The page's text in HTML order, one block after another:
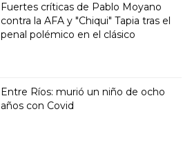
Fuertes críticas de Pablo Moyano
contra la AFA y "Chiqui" Tapia tras el
penal polémico en el clásico
Entre Ríos: murió un niño de ocho
años con Covid